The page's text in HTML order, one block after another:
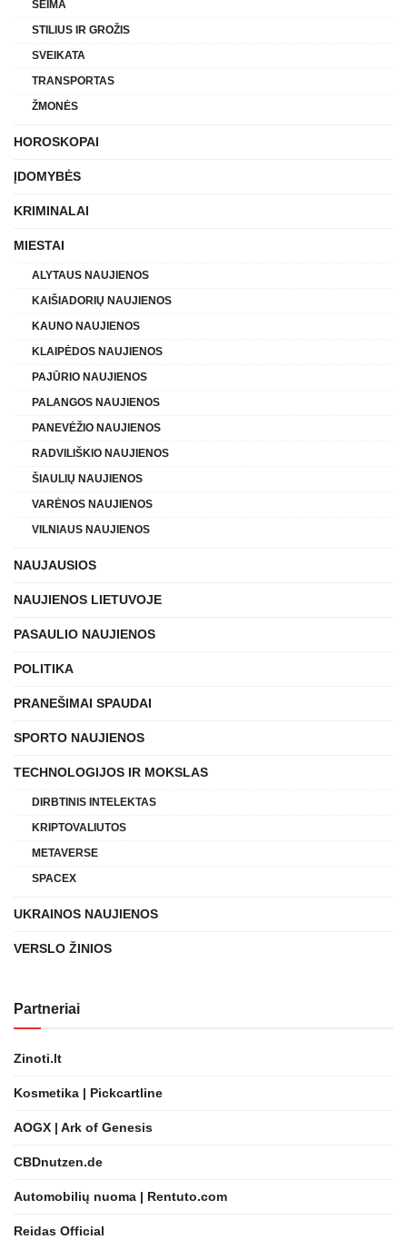
ŠEIMA
STILIUS IR GROŽIS
SVEIKATA
TRANSPORTAS
ŽMONĖS
HOROSKOPAI
ĮDOMYBĖS
KRIMINALAI
MIESTAI
ALYTAUS NAUJIENOS
KAIŠIADORIŲ NAUJIENOS
KAUNO NAUJIENOS
KLAIPĖDOS NAUJIENOS
PAJŪRIO NAUJIENOS
PALANGOS NAUJIENOS
PANEVĖŽIO NAUJIENOS
RADVILIŠKIO NAUJIENOS
ŠIAULIŲ NAUJIENOS
VARĖNOS NAUJIENOS
VILNIAUS NAUJIENOS
NAUJAUSIOS
NAUJIENOS LIETUVOJE
PASAULIO NAUJIENOS
POLITIKA
PRANEŠIMAI SPAUDAI
SPORTO NAUJIENOS
TECHNOLOGIJOS IR MOKSLAS
DIRBTINIS INTELEKTAS
KRIPTOVALIUTOS
METAVERSE
SPACEX
UKRAINOS NAUJIENOS
VERSLO ŽINIOS
Partneriai
Zinoti.lt
Kosmetika | Pickcartline
AOGX | Ark of Genesis
CBDnutzen.de
Automobilių nuoma | Rentuto.com
Reidas Official